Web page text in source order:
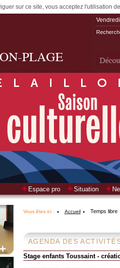
sur ce site, vous acceptez l'utilisation
Espace pro Situation
Vous êtes ici : Accueil Temps libre
AGENDA DES
Stage enfants Toussaint -